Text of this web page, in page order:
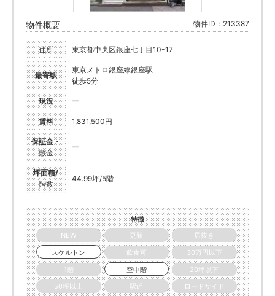
物件概要 物件ID：213387
住所 東京都中央区銀座七丁目10-17
最寄駅
東京メトロ銀座線銀座駅
徒歩5分
現況 ー
賃料 1,831,500円
保証金・
敷金
ー
坪面積/
階数
44.99坪/5階
特徴
NEW
更新
居抜き
スケルトン
飲食可
30万円以下
1階
空中階
20坪以下
50坪以上
駅近 ロードサイド